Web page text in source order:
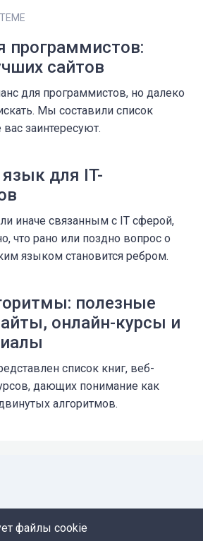
программистов:
сайтов
для программистов, но далеко
Мы составили список
заинтересуют.
для IT-
иначе связанным с IT сферой,
что рано или поздно вопрос о
языком становится ребром.
полезные
онлайн-курсы и
список книг, веб-
дающих понимание как
алгоритмов.
файлы cookie